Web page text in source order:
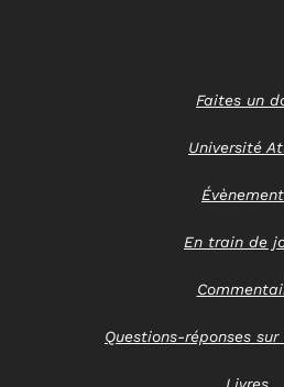
Faites un
Université
En train de
Questions-réponses